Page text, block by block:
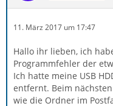
11. März 2017 um 17:47
Hallo ihr lieben, ich
Programmfehler der
Ich hatte meine USB
entfernt. Beim
wie die Ordner im